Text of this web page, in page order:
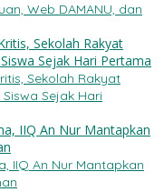
Web DAMANU, dan
Sekolah Rakyat
Sejak Hari
IIQ An Nur Mantapkan